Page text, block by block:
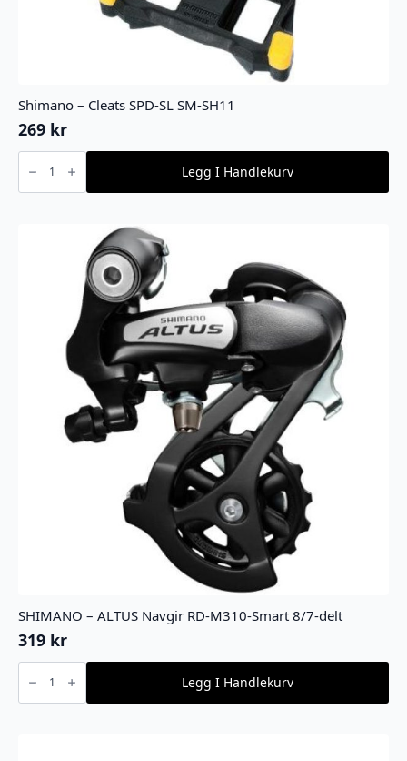
Shimano – Cleats SPD-SL SM-SH11
269 kr
Shimano
Cleats
SPD-
Legg I Handlekurv
SHIMANO – ALTUS Navgir RD-M310-Smart 8/7-delt
319 kr
SHIMANO
ALTUS
Navgir
Legg I Handlekurv